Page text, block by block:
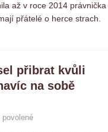
až v roce 2014 právnička
přátelé o herce strach.
přibrat kvůli
na sobě
povolené